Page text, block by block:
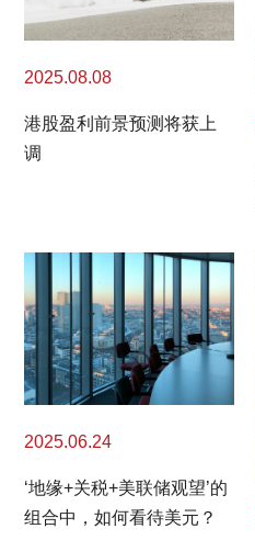
2025.08.08
港股盈利前景预测将获上
调
2025.06.24
‘地缘+关税+美联储观望’的
组合中，如何看待美元？